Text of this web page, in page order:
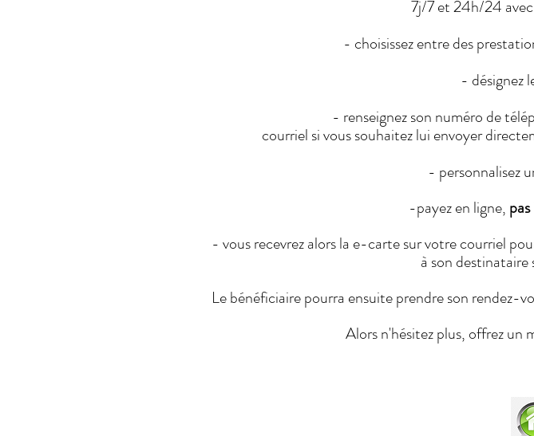
7j/7 et 24h/24
- choisissez entre des
- désignez
- renseignez son numéro de
courriel si vous souhaitez lui envoyer
- personnalisez
-payez en ligne,
- vous recevrez alors la e-carte sur votre courriel
à son
Le bénéficiaire pourra ensuite prendre son rendez-
Alors n'hésitez plus, offrez un